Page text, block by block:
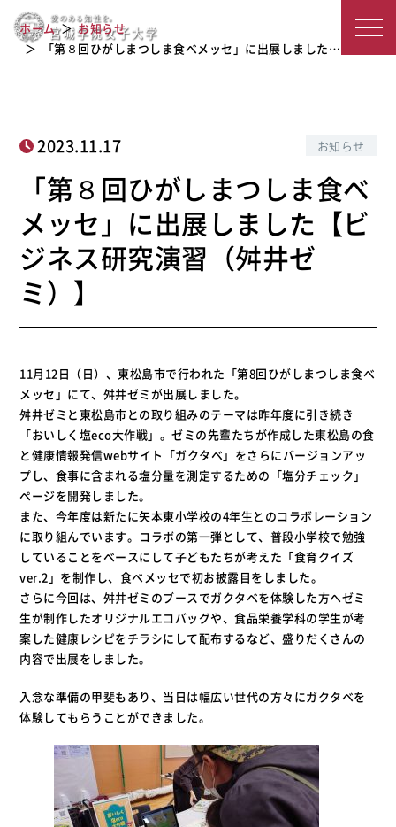
城
子
大
学
に出展しました【ビジネス研究演習
（舛井ゼミ）】
ホーム
お知らせ
「第８回ひがしまつしま食べメッセ」に出展しました…
2023.11.17 お知らせ
「第８回ひがしまつしま食べ
メッセ」に出展しました【ビ
ジネス研究演習（舛井ゼ
ミ）】
11月12日（日）、東松島市で行われた「第8回ひがしまつしま食べ
メッセ」にて、舛井ゼミが出展しました。
舛井ゼミと東松島市との取り組みのテーマは昨年度に引き続き
「おいしく塩eco大作戦」。ゼミの先輩たちが作成した東松島の食
と健康情報発信webサイト「ガクタベ」をさらにバージョンアッ
プし、食事に含まれる塩分量を測定するための「塩分チェック」
ページを開発しました。
また、今年度は新たに矢本東小学校の4年生とのコラボレーション
に取り組んでいます。コラボの第一弾として、普段小学校で勉強
していることをベースにして子どもたちが考えた「食育クイズ
ver.2」を制作し、食べメッセで初お披露目をしました。
さらに今回は、舛井ゼミのブースでガクタベを体験した方へゼミ
生が制作したオリジナルエコバッグや、食品栄養学科の学生が考
案した健康レシピをチラシにして配布するなど、盛りだくさんの
内容で出展をしました。
入念な準備の甲斐もあり、当日は幅広い世代の方々にガクタベを
体験してもらうことができました。